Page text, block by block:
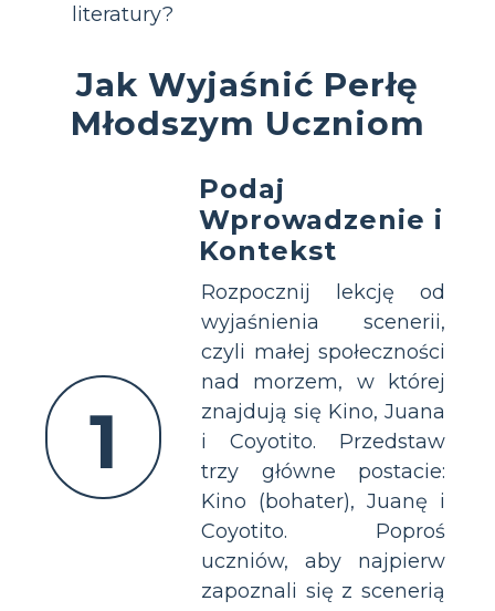
literatury?
Jak Wyjaśnić Perłę
Młodszym Uczniom
1
Podaj
Wprowadzenie i
Kontekst
Rozpocznij lekcję od
wyjaśnienia scenerii,
czyli małej społeczności
nad morzem, w której
znajdują się Kino, Juana
i Coyotito. Przedstaw
trzy główne postacie:
Kino (bohater), Juanę i
Coyotito. Poproś
uczniów, aby najpierw
zapoznali się z scenerią